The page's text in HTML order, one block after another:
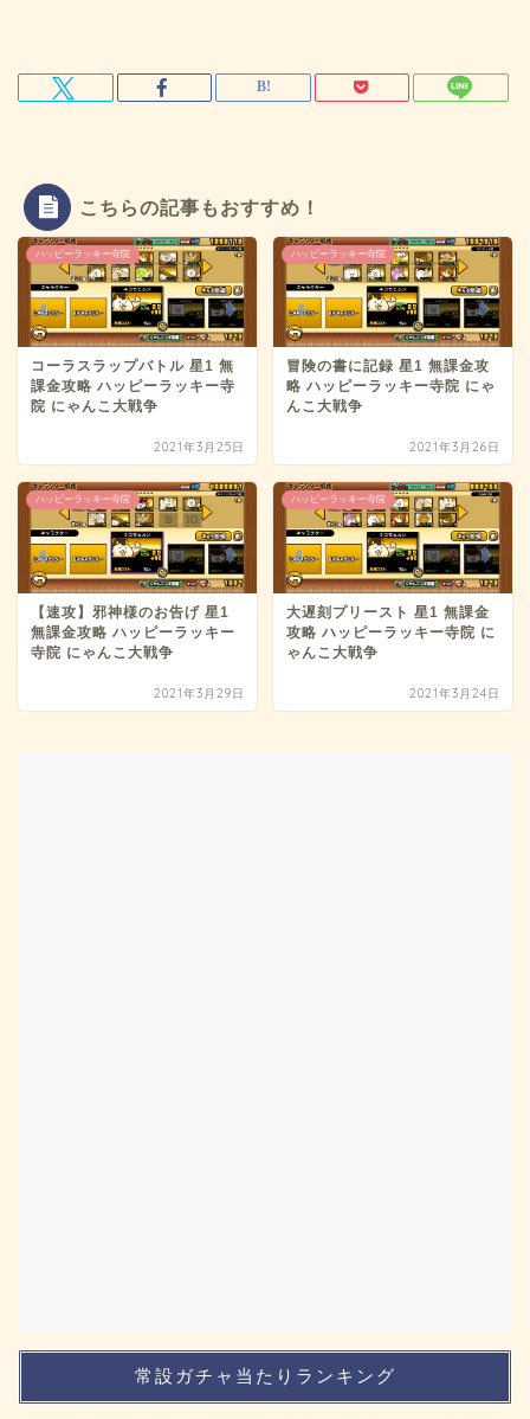
こちらの記事もおすすめ！
ハッピーラッキー寺院
コーラスラップバトル 星1 無
課金攻略 ハッピーラッキー寺
院 にゃんこ大戦争
2021年3月25日
ハッピーラッキー寺院
冒険の書に記録 星1 無課金攻
略 ハッピーラッキー寺院 にゃ
んこ大戦争
2021年3月26日
ハッピーラッキー寺院
【速攻】邪神様のお告げ 星1
無課金攻略 ハッピーラッキー
寺院 にゃんこ大戦争
2021年3月29日
ハッピーラッキー寺院
大遅刻プリースト 星1 無課金
攻略 ハッピーラッキー寺院 に
ゃんこ大戦争
2021年3月24日
常設ガチャ当たりランキング